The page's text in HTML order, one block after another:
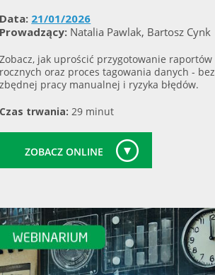
Data: 21/01/2026
Prowadzący: Natalia Pawlak, Bartosz Cynk
Zobacz, jak uprościć przygotowanie raportów
rocznych oraz proces tagowania danych - bez
zbędnej pracy manualnej i ryzyka błędów.
Czas trwania: 29 minut
ZOBACZ ONLINE